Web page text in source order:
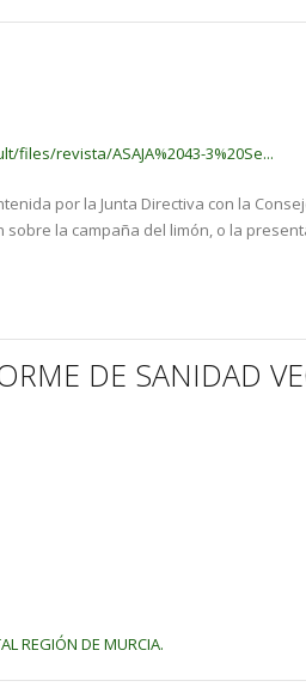
revista/ASAJA%2043-3%20Se...
por la Junta Directiva con la
la campaña del limón, o la
DE SANIDAD
REGIÓN DE MURCIA.